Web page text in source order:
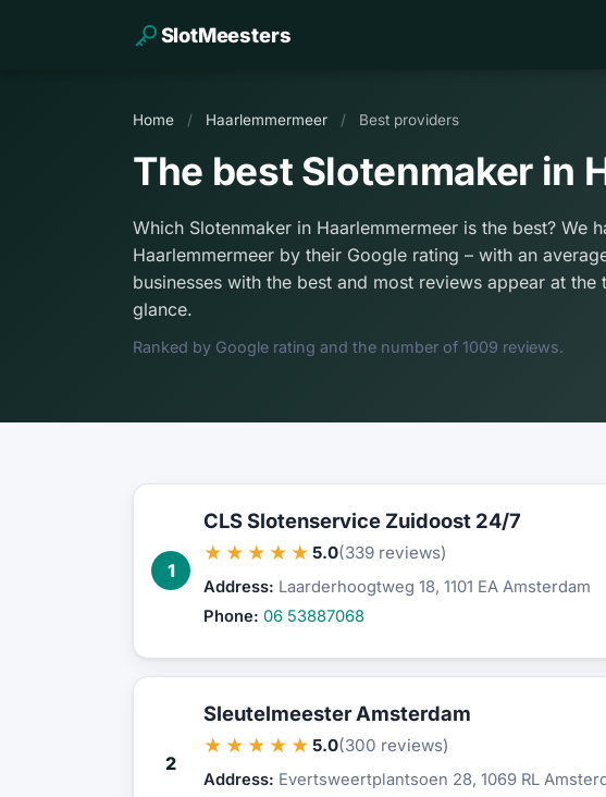
SlotMeesters
Home / Haarlemmermeer / Best providers
The best Slotenmaker in
Which Slotenmaker in Haarlemmermeer is the best? We
Haarlemmermeer by their Google rating – with an
businesses with the best and most reviews appear at
glance.
Ranked by Google rating and the number of 1009 reviews.
1
CLS Slotenservice Zuidoost 24/7
★★★★★ 5.0(339 reviews)
Address: Laarderhoogtweg 18, 1101 EA Amsterdam
Phone: 06 53887068
2
Sleutelmeester Amsterdam
★★★★★ 5.0(300 reviews)
Address: Evertsweertplantsoen 28, 1069 RL